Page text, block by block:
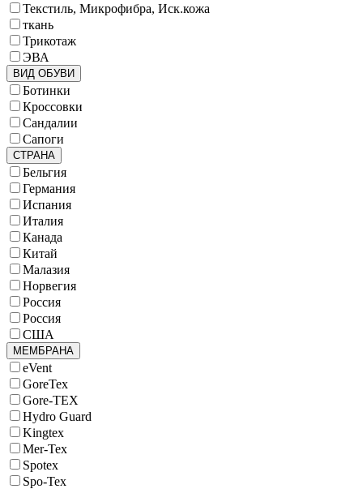
Текстиль, Микрофибра, Иск.кожа
ткань
Трикотаж
ЭВА
ВИД ОБУВИ
Ботинки
Кроссовки
Сандалии
Сапоги
СТРАНА
Бельгия
Германия
Испания
Италия
Канада
Китай
Малазия
Норвегия
Россия
Россия
США
МЕМБРАНА
eVent
GoreTex
Gore-TEX
Hydro Guard
Kingtex
Mer-Tex
Spotex
Spo-Tex